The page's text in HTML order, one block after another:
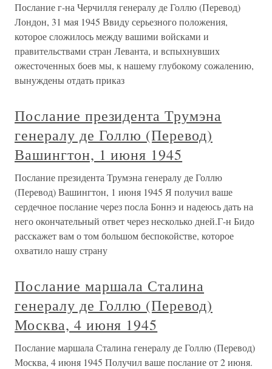
Послание г-на Черчилля генералу де Голлю (Перевод)
Лондон, 31 мая 1945 Ввиду серьезного положения,
которое сложилось между вашими войсками и
правительствами стран Леванта, и вспыхнувших
ожесточенных боев мы, к нашему глубокому сожалению,
вынуждены отдать приказ
Послание президента Трумэна
генералу де Голлю (Перевод)
Вашингтон, 1 июня 1945
Послание президента Трумэна генералу де Голлю
(Перевод) Вашингтон, 1 июня 1945 Я получил ваше
сердечное послание через посла Боннэ и надеюсь дать на
него окончательный ответ через несколько дней.Г-н Бидо
расскажет вам о том большом беспокойстве, которое
охватило нашу страну
Послание маршала Сталина
генералу де Голлю (Перевод)
Москва, 4 июня 1945
Послание маршала Сталина генералу де Голлю (Перевод)
Москва, 4 июня 1945 Получил ваше послание от 2 июня.